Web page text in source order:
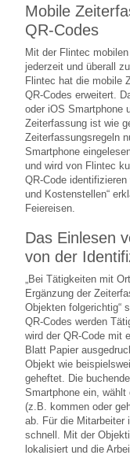
Mobile
QR-Codes
Mit der Flintec
jederzeit und überall
Flintec hat die mobile
QR-Codes erweitert.
oder iOS Smartphone
Zeiterfassung ist wie
Zeiterfassungsregeln
Smartphone
und wird von Flintec
QR-Code
und Kostenstellen“
Feiereisen.
Das Einlesen
von der
„Bei Tätigkeiten mit
Ergänzung der
Objekten folgerichtig“
QR-Codes werden
wird der QR-Code mit
Blatt Papier
Objekt wie
geheftet. Die
Smartphone ein,
(z.B. kommen oder
ab. Für die Mitarbeiter
schnell. Mit der
lokalisiert und die